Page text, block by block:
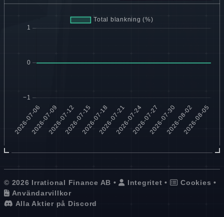
© 2026 Irrational Finance AB • Integritet • Cookies •
Användarvillkor
Alla Aktier på Discord